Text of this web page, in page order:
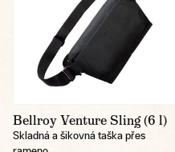
Bellroy Venture Sling (6 l)
Skladná a šikovná taška přes